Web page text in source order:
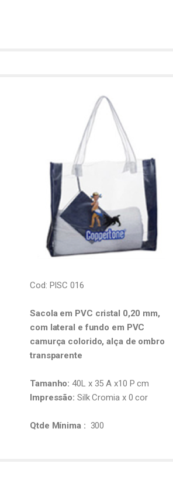
Cod: PISC 016
Sacola em PVC cristal 0,20 mm,
com lateral e fundo em PVC
camurça colorido, alça de ombro
transparente
Tamanho: 40L x 35 A x10 P cm
Impressão: Silk Cromia x 0 cor
Qtde Mínima : 300